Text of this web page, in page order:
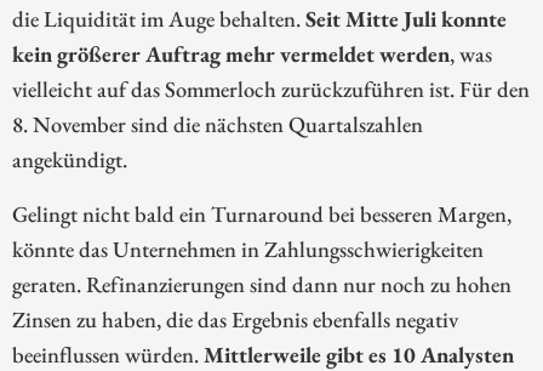
die Liquidität im Auge behalten.Seit Mitte Juli konnte
kein größerer Auftrag mehr vermeldet werden, was
vielleicht auf das Sommerloch zurückzuführen ist. Für den
8. November sind die nächsten Quartalszahlen
angekündigt.
Gelingt nicht bald ein Turnaround bei besseren Margen,
könnte das Unternehmen in Zahlungsschwierigkeiten
geraten. Refinanzierungen sind dann nur noch zu hohen
Zinsen zu haben, die das Ergebnis ebenfalls negativ
beeinflussen würden.Mittlerweile gibt es 10 Analysten